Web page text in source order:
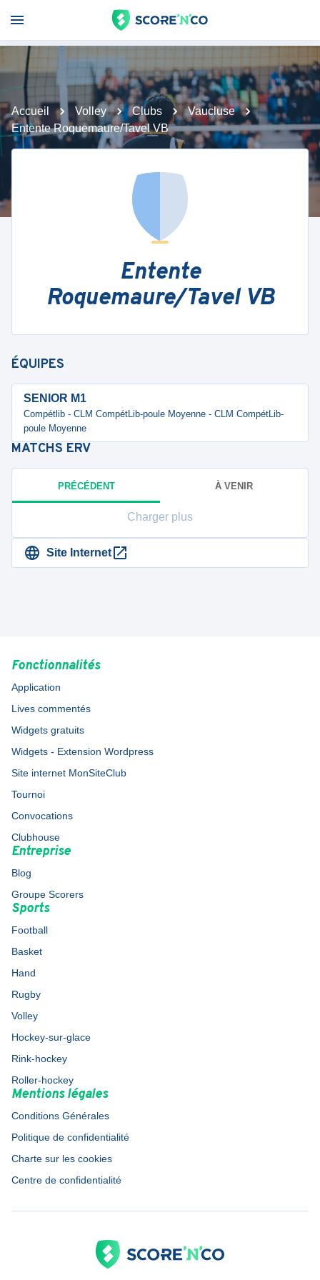
Accueil Volley Clubs
Vaucluse
Entente Roquemaure/Tavel VB
Entente
Roquemaure/Tavel VB
ÉQUIPES
SENIOR M1
Compétlib - CLM CompétLib-poule Moyenne - CLM CompétLib-
poule Moyenne
MATCHS ERV
PRÉCÉDENT À VENIR
Charger plus
Site Internet
Fonctionnalités
Application
Lives commentés
Widgets gratuits
Widgets - Extension Wordpress
Site internet MonSiteClub
Tournoi
Convocations
Clubhouse
Entreprise
Blog
Groupe Scorers
Sports
Football
Basket
Hand
Rugby
Volley
Hockey-sur-glace
Rink-hockey
Roller-hockey
Mentions légales
Conditions Générales
Politique de confidentialité
Charte sur les cookies
Centre de confidentialité